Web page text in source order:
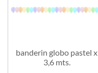
banderin globo pastel x
3,6 mts.